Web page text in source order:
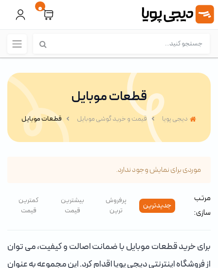
0
قطعات موبایل
دیجی پویا قیمت و خرید گوشی موبایل قطعات موبایل
موردی برای نمایش وجود ندارد.
مرتب
سازی:
جدیدترین
پرفروش
ترین
بیشترین
قیمت
کمترین
قیمت
برای خرید قطعات موبایل با ضمانت اصالت و کیفیت، می توان
از فروشگاه اینترنتی دیجی پویا اقدام کرد. این مجموعه به عنوان